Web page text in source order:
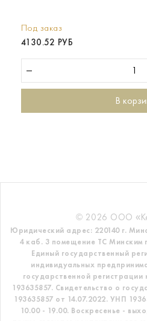
Под заказ
4130.52 РУБ
В
© 2026 ООО
Юридический адрес: 220140 г.
4 каб. 3 помещение ТС Минским
Единый государственный
индивидуальных
государственной
193635857. Свидетельство о
193635857 от 14.07.2022. УНП
10.00 - 19.00. Воскресенье -